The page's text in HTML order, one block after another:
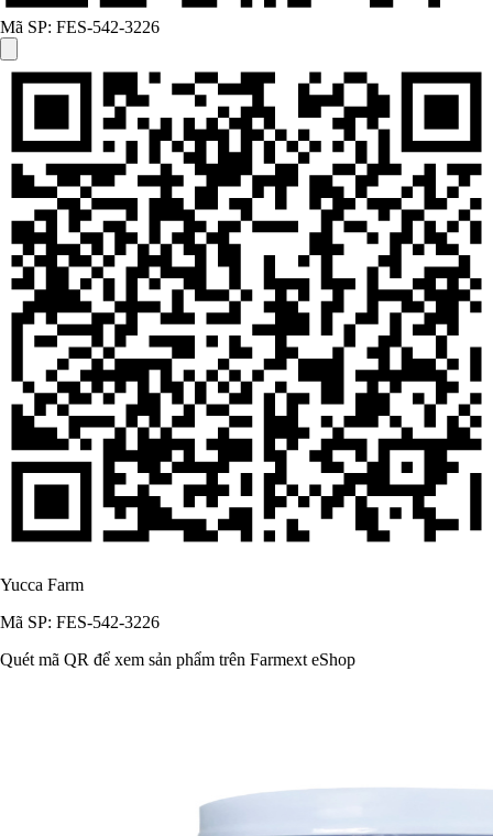
Mã SP: FES-542-3226
Yucca Farm
Mã SP: FES-542-3226
Quét mã QR để xem sản phẩm trên Farmext eShop